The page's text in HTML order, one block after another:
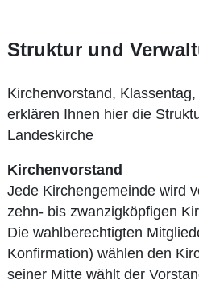
Struktur und
Kirchenvorstand,
erklären Ihnen hier die
Landeskirche
Kirchenvorstand
Jede Kirchengemeinde wird
zehn- bis zwanzigköpfigen
Die wahlberechtigten
Konfirmation) wählen den
seiner Mitte wählt der